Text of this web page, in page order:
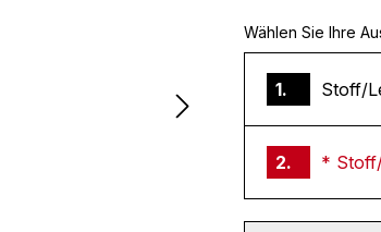
Wählen Sie Ihre
1. Stoff/
2. *